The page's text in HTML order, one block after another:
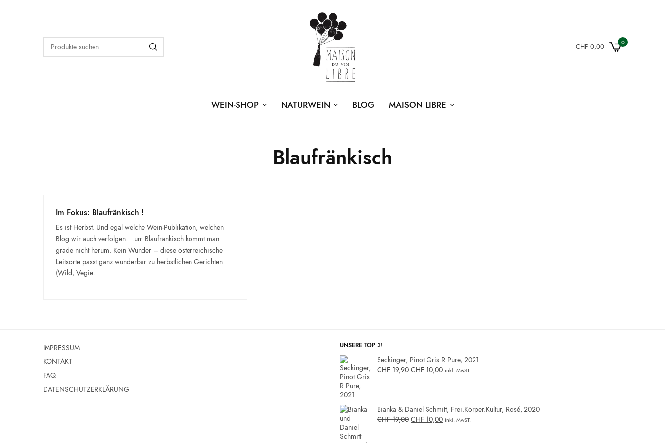
CHF 0,00
0
WEIN-SHOP NATURWEIN BLOG MAISON LIBRE
Blaufränkisch
Im Fokus: Blaufränkisch !
Es ist Herbst. Und egal welche Wein-Publikation, welchen
Blog wir auch verfolgen….um Blaufränkisch kommt man
grade nicht herum. Kein Wunder – diese österreichische
Leitsorte passt ganz wunderbar zu herbstlichen Gerichten
(Wild, Vegie…
IMPRESSUM
KONTAKT
FAQ
DATENSCHUTZERKLÄRUNG
UNSERE TOP 3!
Seckinger, Pinot Gris R Pure, 2021
CHF19,90 CHF 10,00 inkl. MwST.
Bianka & Daniel Schmitt, Frei.Körper.Kultur, Rosé, 2020
CHF19,00 CHF 10,00 inkl. MwST.